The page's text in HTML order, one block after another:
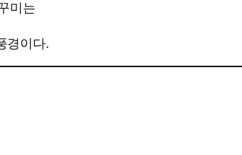
미는
경이다.